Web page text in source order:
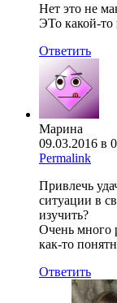
Нет это не
ЭТо какой-
Ответить
Марина
09.03.2016 в
Permalink
Привлечь
ситуации в
изучить?
Очень много
как-то
Ответить